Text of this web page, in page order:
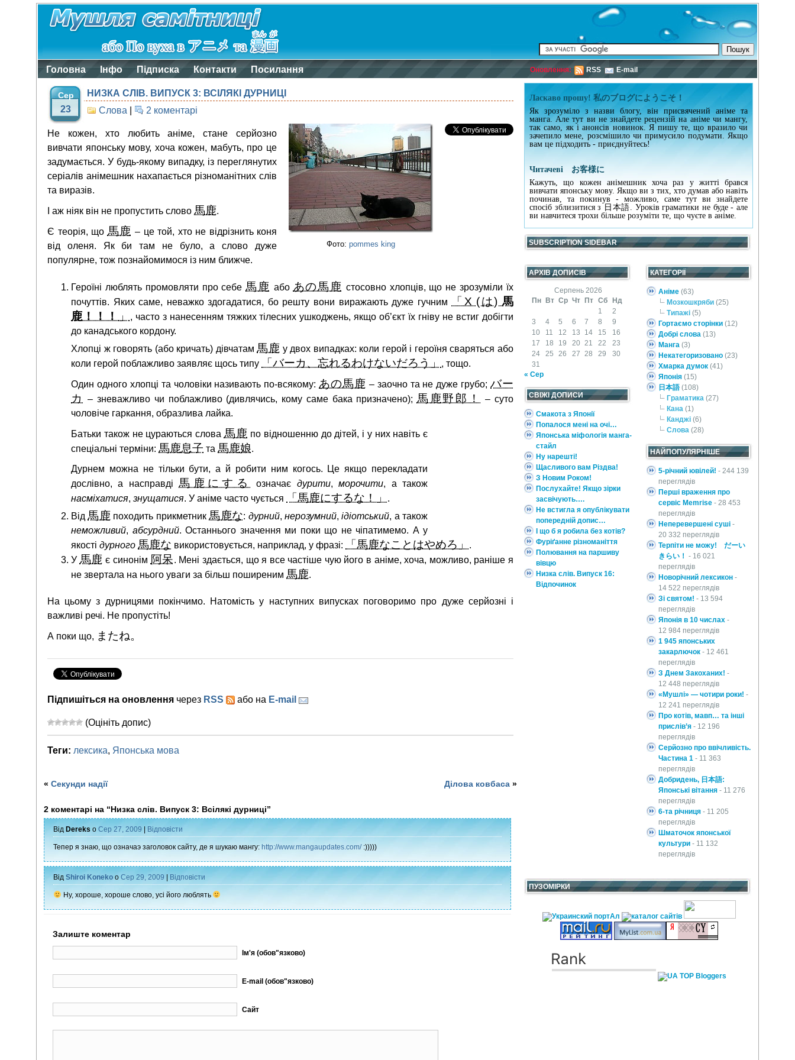
Головна Інфо Підписка Контакти Посилання Оновлення: RSS E-mail
Сер
23
НИЗКА СЛІВ. ВИПУСК 3: ВСІЛЯКІ ДУРНИЦІ
Слова
2 коментарі
Фото: pommes king
Не кожен, хто любить аніме, стане серйозно
вивчати японську мову, хоча кожен, мабуть, про це
задумається. У будь-якому випадку, із переглянутих
серіалів анімешник нахапається різноманітних слів
та виразів.
І аж ніяк він не пропустить слово 馬鹿.
Є теорія, що 馬鹿 – це той, хто не відрізнить коня
від оленя. Як би там не було, а слово дуже
популярне, тож познайомимося із ним ближче.
Героїні люблять промовляти про себе 馬鹿 або あの馬鹿 стосовно хлопців, що не зрозуміли їх
почуттів. Яких саме, неважко здогадатися, бо решту вони виражають дуже гучним
「Х (は) 馬
鹿！！！
」
, часто з нанесенням тяжких тілесних ушкоджень, якщо об’єкт їх гніву не встиг добігти
до канадського кордону.
Хлопці ж говорять (або кричать) дівчатам 馬鹿 у двох випадках: коли герой і героїня сваряться або
коли герой поблажливо заявляє щось типу
「バーカ、忘れるわけないだろう」 , тощо.
Один одного хлопці та чоловіки називають по-всякому: あの馬鹿 – заочно та не дуже грубо;バー
カ
– зневажливо чи поблажливо (дивлячись, кому саме бака призначено); 馬鹿野郎！
– суто
чоловіче гаркання, образлива лайка.
Батьки також не цураються слова 馬鹿 по відношенню до дітей, і у них навіть є
спеціальні терміни: 馬鹿息子 та 馬鹿娘.
Дурнем можна не тільки бути, а й робити ним когось. Це якщо перекладати
дослівно, а насправді 馬鹿にする означає дурити,морочити, а також
насміхатися, знущатися. У аніме часто чується 「馬鹿にするな！」
.
Від 馬鹿 походить прикметник 馬鹿な: дурний, нерозумний,ідіотський, а також
неможливий, абсурдний. Останнього значення ми поки що не чіпатимемо. А у
якості дурного 馬鹿な використовується, наприклад, у фразі: 「馬鹿なことはやめろ」
.
У 馬鹿 є синонім 阿呆. Мені здається, що я все частіше чую його в аніме, хоча, можливо, раніше я
не звертала на нього уваги за більш поширеним 馬鹿.
На цьому з дурницями покінчимо. Натомість у наступних випусках поговоримо про дуже серйозні і
важливі речі. Не пропустіть!
А поки що, またね。
Підпишіться на оновлення через RSS або на E-mail
(Оцініть допис)
Теги: лексика, Японська мова
« Секунди надії Ділова ковбаса »
2 коментарі на “Низка слів. Випуск 3: Всілякі дурниці”
Від Dereks о Сер 27, 2009 Відповісти
Тепер я знаю, що означаэ заголовок сайту, де я шукаю мангу: http://www.mangaupdates.com/:)))))
Від Shiroi Koneko о Сер 29, 2009 Відповісти
Ну, хороше, хороше слово, усі його люблять
Залиште коментар
Ім'я (обов"язково)
E-mail (обов"язково)
Сайт
Ласкаво прошу! 私のブログにようこそ！
Як зрозуміло з назви блогу, він присвячений аніме та
манга. Але тут ви не знайдете рецензій на аніме чи мангу,
так само, як і анонсів новинок. Я пишу те, що вразило чи
зачепило мене, розсмішило чи примусило подумати. Якщо
вам це підходить - приєднуйтесь!
Читачеві お客様に
Кажуть, що кожен анімешник хоча раз у житті брався
вивчати японську мову. Якщо ви з тих, хто думав або навіть
починав, та покинув - можливо, саме тут ви знайдете
спосіб зблизитися з 日本語. Уроків граматики не буде - але
ви навчитеся трохи більше розуміти те, що чуєте в аніме.
SUBSCRIPTION SIDEBAR
АРХІВ ДОПИСІВ
Серпень 2026
Пн
Вт Ср Чт Пт Сб
Нд
1
2
3
4 5 6 7 8
9
10
11 12 13 14 15
16
17
18 19 20 21 22
23
24
25 26 27 28 29
30
31
« Сер
СВІЖІ ДОПИСИ
Смакота з Японії
Попалося мені на очі…
Японська міфологія манга-
стайл
Ну нарешті!
Щасливого вам Різдва!
З Новим Роком!
Послухайте! Якщо зірки
засвічують….
Не встигла я опублікувати
попередній допис…
І що б я робила без котів?
Фуріґанне різноманіття
Полювання на паршиву
вівцю
Низка слів. Випуск 16:
Відпочинок
КАТЕГОРІЇ
Аніме (63)
Мозкошкряби (25)
Типажі (5)
Гортаємо сторінки (12)
Добрі слова (13)
Манга (3)
Некатегоризовано (23)
Хмарка думок (41)
Японія (15)
日本語(108)
Граматика (27)
Кана (1)
Канджі (6)
Слова (28)
НАЙПОПУЛЯРНІШЕ
5-річний ювілей! - 244 139
переглядів
Перші враження про
сервіс Memrise - 28 453
переглядів
Неперевершені суші -
20 332 переглядів
Терпіти не можу! だーい
きらい！ - 16 021
переглядів
Новорічний лексикон -
14 522 переглядів
Зі святом! - 13 594
переглядів
Японія в 10 числах -
12 984 переглядів
1 945 японських
закарлючок - 12 461
переглядів
З Днем Закоханих! -
12 448 переглядів
«Мушлі» — чотири роки! -
12 241 переглядів
Про котів, мавп… та інші
прислів’я - 12 196
переглядів
Серйозно про ввічливість.
Частина 1 - 11 363
переглядів
Добридень, 日本語:
Японські вітання - 11 276
переглядів
6-та річниця - 11 205
переглядів
Шматочок японської
культури - 11 132
переглядів
ПУЗОМІРКИ